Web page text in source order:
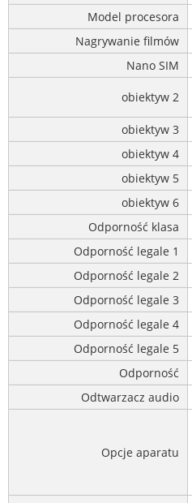
Model procesora
Nagrywanie filmów
Nano SIM
obiektyw 2
obiektyw 3
obiektyw 4
obiektyw 5
obiektyw 6
Odporność klasa
Odporność legale 1
Odporność legale 2
Odporność legale 3
Odporność legale 4
Odporność legale 5
Odporność
Odtwarzacz audio
Opcje aparatu